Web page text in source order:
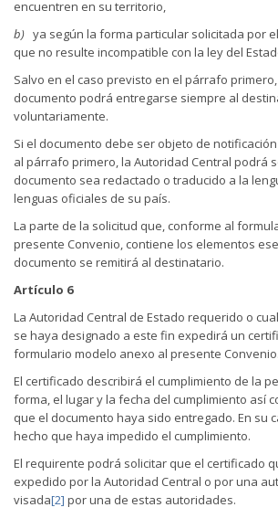
encuentren en su territorio,
b) ya según la forma particular solicitada por
que no resulte incompatible con la ley del
Salvo en el caso previsto en el párrafo
documento podrá entregarse siempre al
voluntariamente.
Si el documento debe ser objeto de
al párrafo primero, la Autoridad Central podrá
documento sea redactado o traducido a la
lenguas oficiales de su país.
La parte de la solicitud que, conforme al
presente Convenio, contiene los elementos
documento se remitirá al destinatario.
Artículo 6
La Autoridad Central de Estado requerido o
se haya designado a este fin expedirá un
formulario modelo anexo al presente Convenio.
El certificado describirá el cumplimiento de la
forma, el lugar y la fecha del cumplimiento así
que el documento haya sido entregado. En su
hecho que haya impedido el cumplimiento.
El requirente podrá solicitar que el certificado
expedido por la Autoridad Central o por una
visada[2] por una de estas autoridades.